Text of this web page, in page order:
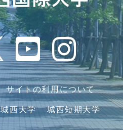
サイトの利用について
城西大学 城西短期大学